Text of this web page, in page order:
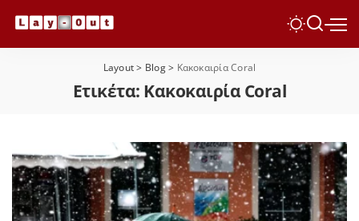
Layout> Blog> Κακοκαιρία Coral
Ετικέτα: Κακοκαιρία Coral